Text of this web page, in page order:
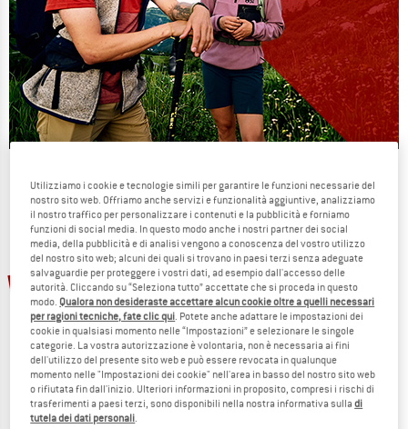
phase
NOW UP TO 50% OFF
TO THE SALE
15%
PRIMUS
Utilizziamo i cookie e tecnologie simili per garantire le funzioni necessarie del
nostro sito web. Offriamo anche servizi e funzionalità aggiuntive, analizziamo
il nostro traffico per personalizzare i contenuti e la pubblicità e forniamo
funzioni di social media. In questo modo anche i nostri partner dei social
media, della pubblicità e di analisi vengono a conoscenza del vostro utilizzo
del nostro sito web; alcuni dei quali si trovano in paesi terzi senza adeguate
salvaguardie per proteggere i vostri dati, ad esempio dall'accesso delle
autorità. Cliccando su “Seleziona tutto” accettate che si proceda in questo
modo. Qualora non desideraste accettare alcun cookie oltre a quelli necessari
per ragioni tecniche, fate clic qui. Potete anche adattare le impostazioni dei
cookie in qualsiasi momento nelle “Impostazioni” e selezionare le singole
categorie. La vostra autorizzazione è volontaria, non è necessaria ai fini
dell'utilizzo del presente sito web e può essere revocata in qualunque
momento nelle "Impostazioni dei cookie" nell'area in basso del nostro sito web
o rifiutata fin dall'inizio. Ulteriori informazioni in proposito, compresi i rischi di
trasferimenti a paesi terzi, sono disponibili nella nostra informativa sulladi
tutela dei dati personali.